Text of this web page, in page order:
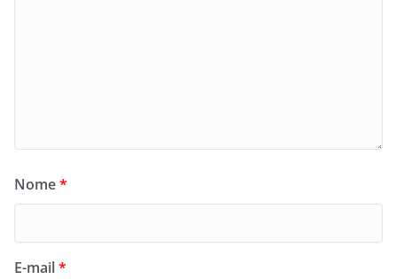
Nome*
E-mail*